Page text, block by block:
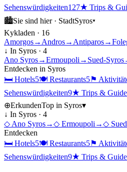
Sehenswürdigkeiten127★ Trips &
🏙Sie sind hier · StadtSyros▾
Kykladen · 16
Amorgos→ Andros→ Antiparos→
↓ In Syros · 4
Ano Syros→Ermoupoli → Sued-Syros
Entdecken in Syros
🛏 Hotels5🍽 Restaurants5⚑
Sehenswürdigkeiten9★ Trips &
⊕ErkundenTop in Syros▾
↓ In Syros · 4
◇ Ano Syros→◇ Ermoupoli →◇
Entdecken
🛏 Hotels5🍽 Restaurants5⚑
Sehenswürdigkeiten9★ Trips &